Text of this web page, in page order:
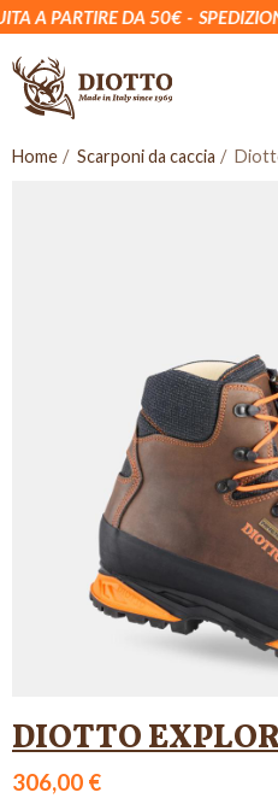
A PARTIRE DA 50€
Home Scarponi da caccia
DIOTTO
306,00 €